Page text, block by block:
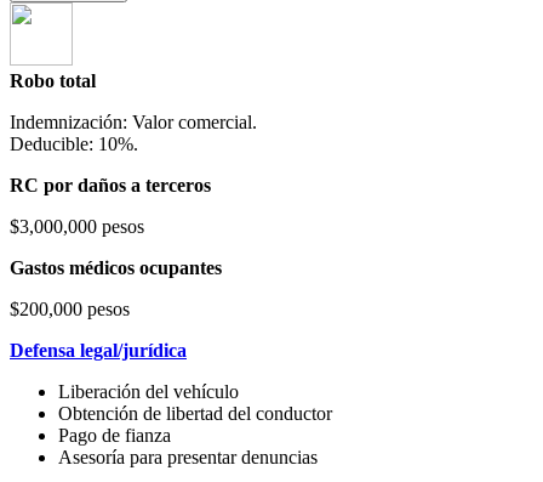
Robo total
Indemnización: Valor comercial.
Deducible: 10%.
RC por daños a terceros
$3,000,000 pesos
Gastos médicos ocupantes
$200,000 pesos
Defensa legal/jurídica
Liberación del vehículo
Obtención de libertad del conductor
Pago de fianza
Asesoría para presentar denuncias